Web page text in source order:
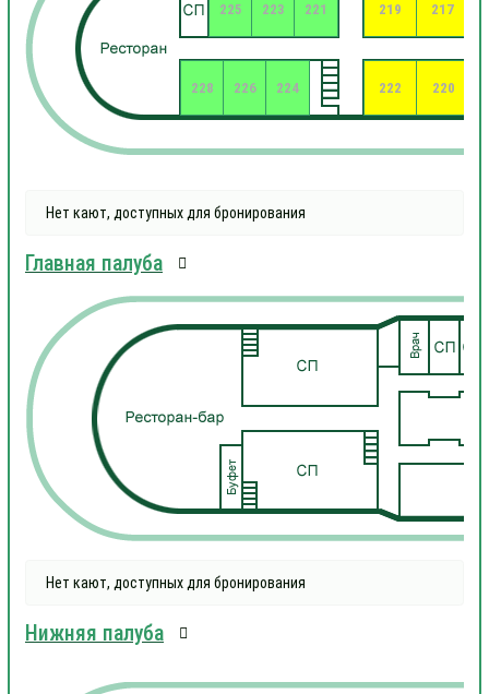
217
219
220
221
222
223
224
225
226
228
Нет кают, доступных для бронирования
Главная палуба
Нет кают, доступных для бронирования
Нижняя палуба